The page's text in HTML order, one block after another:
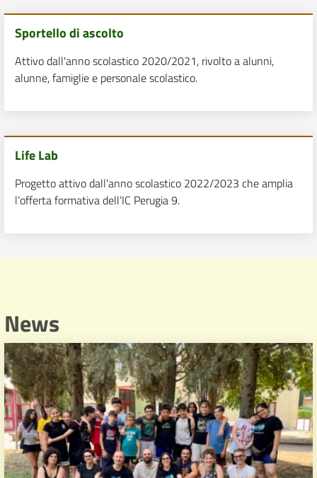
Sportello di ascolto
Attivo dall'anno scolastico 2020/2021, rivolto a alunni,
alunne, famiglie e personale scolastico.
Life Lab
Progetto attivo dall'anno scolastico 2022/2023 che amplia
l’offerta formativa dell’IC Perugia 9.
News